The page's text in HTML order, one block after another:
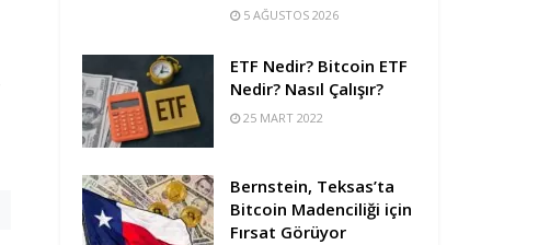
5 AĞUSTOS 2026
ETF Nedir? Bitcoin ETF
Nedir? Nasıl Çalışır?
25 MART 2022
Bernstein, Teksas’ta
Bitcoin Madenciliği için
Fırsat Görüyor